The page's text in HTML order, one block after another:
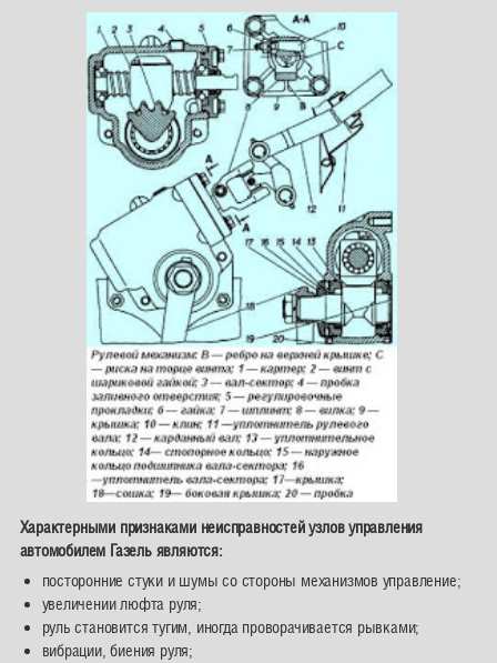
Характерными признаками неисправностей узлов управления
автомобилем Газель являются:
посторонние стуки и шумы со стороны механизмов управление;
увеличении люфта руля;
руль становится тугим, иногда проворачивается рывками;
вибрации, биения руля;